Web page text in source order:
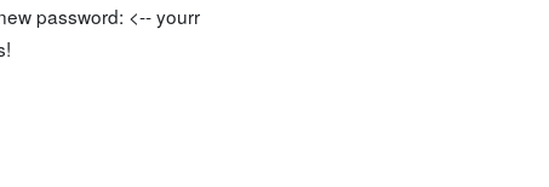
password: <-- yourr